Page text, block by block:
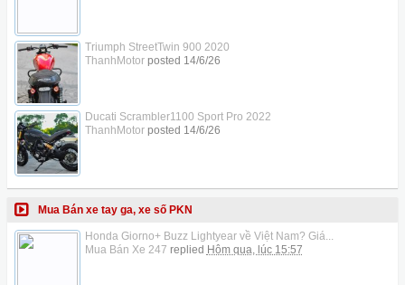
Triumph StreetTwin 900 2020
ThanhMotorposted 14/6/26
Ducati Scrambler1100 Sport Pro 2022
ThanhMotorposted 14/6/26
Mua Bán xe tay ga, xe số PKN
Honda Giorno+ Buzz Lightyear về Việt Nam? Giá...
Mua Bán Xe 247 replied Hôm qua, lúc 15:57